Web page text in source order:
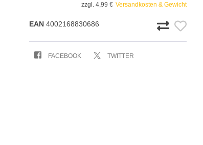
zzgl. 4,99 € Versandkosten & Gewicht
EAN 4002168830686
FACEBOOK TWITTER